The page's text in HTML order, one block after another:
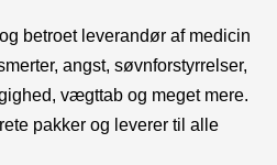
betroet leverandør af medicin
angst, søvnforstyrrelser,
vægttab og meget mere.
pakker og leverer til alle